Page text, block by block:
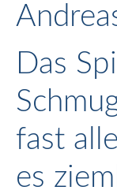
Das
fast
es